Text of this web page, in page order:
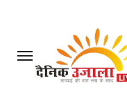
content